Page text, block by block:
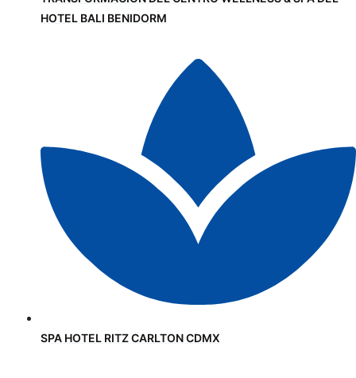
HOTEL BALI BENIDORM
SPA HOTEL RITZ CARLTON CDMX